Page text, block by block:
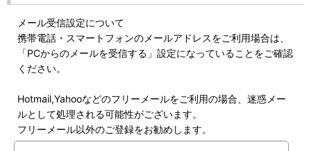
メール受信設定について
携帯電話・スマートフォンのメールアドレスをご利用場合は、
「PCからのメールを受信する」設定になっていることをご確認
ください。
Hotmail,Yahooなどのフリーメールをご利用の場合、迷惑メー
ルとして処理される可能性がございます。
フリーメール以外のご登録をお勧めします。